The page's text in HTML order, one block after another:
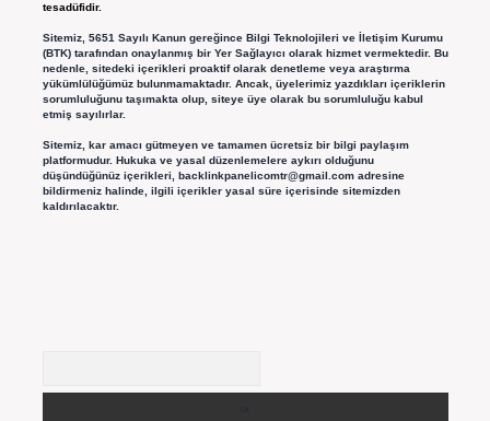
tesadüfidir.
Sitemiz, 5651 Sayılı Kanun gereğince Bilgi Teknolojileri ve İletişim Kurumu
(BTK) tarafından onaylanmış bir Yer Sağlayıcı olarak hizmet vermektedir. Bu
nedenle, sitedeki içerikleri proaktif olarak denetleme veya araştırma
yükümlülüğümüz bulunmamaktadır. Ancak, üyelerimiz yazdıkları içeriklerin
sorumluluğunu taşımakta olup, siteye üye olarak bu sorumluluğu kabul
etmiş sayılırlar.
Sitemiz, kar amacı gütmeyen ve tamamen ücretsiz bir bilgi paylaşım
platformudur. Hukuka ve yasal düzenlemelere aykırı olduğunu
düşündüğünüz içerikleri, backlinkpanelicomtr@gmail.comadresine
bildirmeniz halinde, ilgili içerikler yasal süre içerisinde sitemizden
kaldırılacaktır.